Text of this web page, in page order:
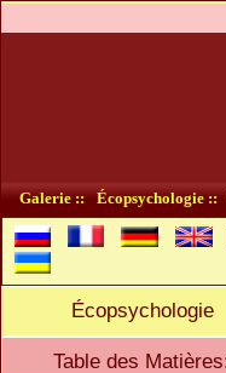
Galerie :: Écopsychologie ::
Écopsychologie
Table des